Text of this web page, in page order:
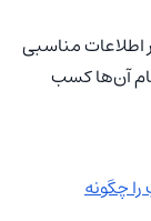
اطلاعات مناسبی
آن‌ها کسب
چگونه